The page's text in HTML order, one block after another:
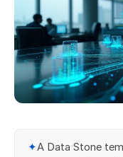
✦A Data Stone